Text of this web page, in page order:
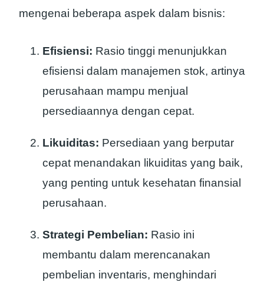
mengenai beberapa aspek dalam bisnis:
Efisiensi: Rasio tinggi menunjukkan
efisiensi dalam manajemen stok, artinya
perusahaan mampu menjual
persediaannya dengan cepat.
Likuiditas: Persediaan yang berputar
cepat menandakan likuiditas yang baik,
yang penting untuk kesehatan finansial
perusahaan.
Strategi Pembelian: Rasio ini
membantu dalam merencanakan
pembelian inventaris, menghindari